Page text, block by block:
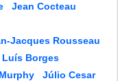
Jean Cocteau
Jacques Rousseau
Luís Borges
Júlio Cesar